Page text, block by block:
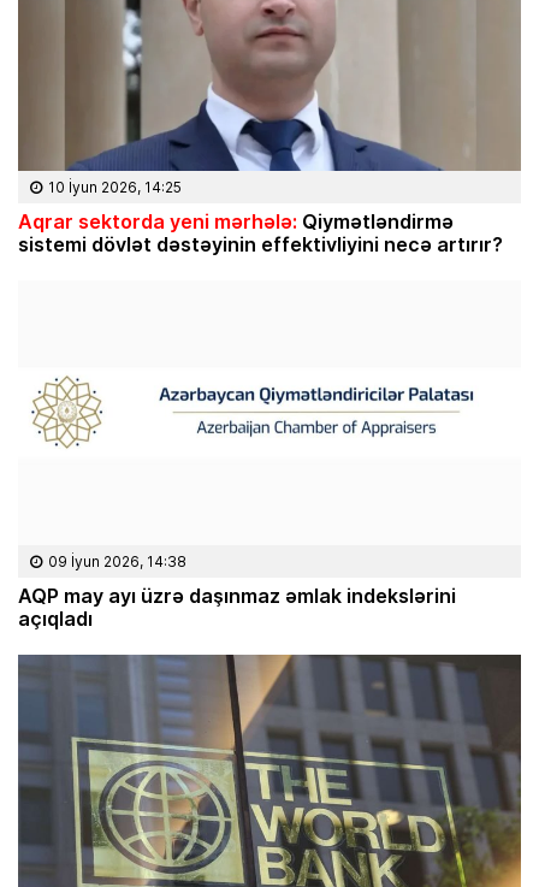
10 İyun 2026, 14:25
Aqrar sektorda yeni mərhələ: Qiymətləndirmə
sistemi dövlət dəstəyinin effektivliyini necə artırır?
09 İyun 2026, 14:38
AQP may ayı üzrə daşınmaz əmlak indekslərini
açıqladı